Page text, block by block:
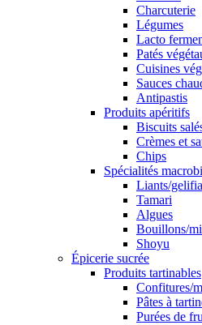
Charcuterie
Légumes
Lacto
Patés
Cuisines
Sauces
Antipastis
Produits apéritifs
Biscuits
Crèmes et
Chips
Spécialités
Liants/
Tamari
Algues
Bouillons/
Shoyu
Épicerie sucrée
Produits tartinables
Confitures/
Pâtes à
Purées de